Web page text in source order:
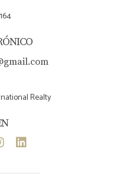
todos los casos, es
protege tu interés
las coberturas,
transacción.
Realty